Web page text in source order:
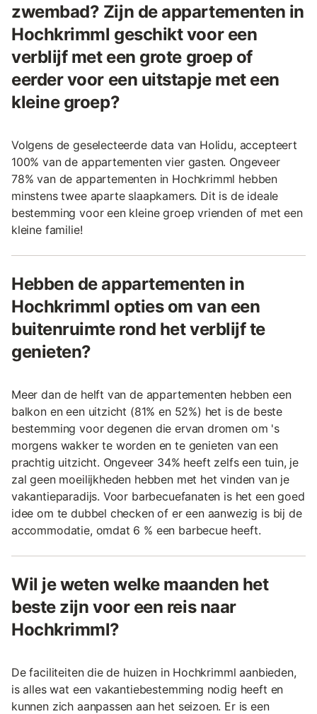
zwembad? Zijn de appartementen in
Hochkrimml geschikt voor een
verblijf met een grote groep of
eerder voor een uitstapje met een
kleine groep?
Volgens de geselecteerde data van Holidu, accepteert
100% van de appartementen vier gasten. Ongeveer
78% van de appartementen in Hochkrimml hebben
minstens twee aparte slaapkamers. Dit is de ideale
bestemming voor een kleine groep vrienden of met een
kleine familie!
Hebben de appartementen in
Hochkrimml opties om van een
buitenruimte rond het verblijf te
genieten?
Meer dan de helft van de appartementen hebben een
balkon en een uitzicht (81% en 52%) het is de beste
bestemming voor degenen die ervan dromen om 's
morgens wakker te worden en te genieten van een
prachtig uitzicht. Ongeveer 34% heeft zelfs een tuin, je
zal geen moeilijkheden hebben met het vinden van je
vakantieparadijs. Voor barbecuefanaten is het een goed
idee om te dubbel checken of er een aanwezig is bij de
accommodatie, omdat 6 % een barbecue heeft.
Wil je weten welke maanden het
beste zijn voor een reis naar
Hochkrimml?
De faciliteiten die de huizen in Hochkrimml aanbieden,
is alles wat een vakantiebestemming nodig heeft en
kunnen zich aanpassen aan het seizoen. Er is een